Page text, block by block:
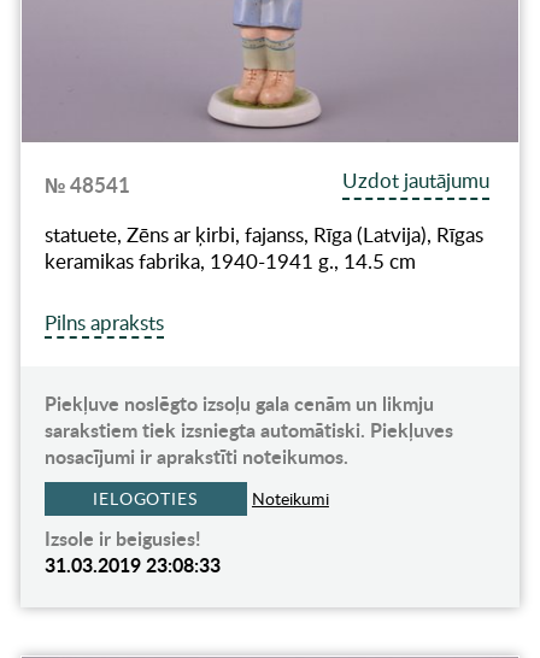
№ 48541
Uzdot jautājumu
statuete, Zēns ar ķirbi, fajanss, Rīga (Latvija), Rīgas
keramikas fabrika, 1940-1941 g., 14.5 cm
Pilns apraksts
Piekļuve noslēgto izsoļu gala cenām un likmju
sarakstiem tiek izsniegta automātiski. Piekļuves
nosacījumi ir aprakstīti noteikumos.
IELOGOTIES Noteikumi
Izsole ir beigusies!
31.03.2019 23:08:33